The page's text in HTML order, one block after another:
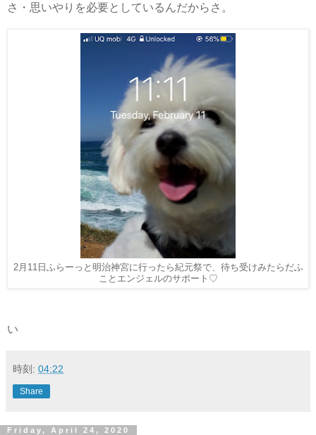
さ・思いやりを必要としているんだからさ。
2月11日ふらーっと明治神宮に行ったら紀元祭で、待ち受けみたらだふ
ことエンジェルのサポート♡
い
時刻: 04:22
Share
Friday, April 24, 2020